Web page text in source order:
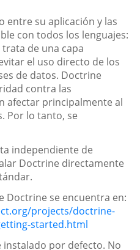
entre su aplicación y las
con todos los lenguajes:
trata de una capa
el uso directo de los
de datos. Doctrine
contra las
afectar principalmente al
Por lo tanto, se
independiente de
Doctrine directamente
Doctrine se encuentra en:
projects/doctrine-
started.html
instalado por defecto. No